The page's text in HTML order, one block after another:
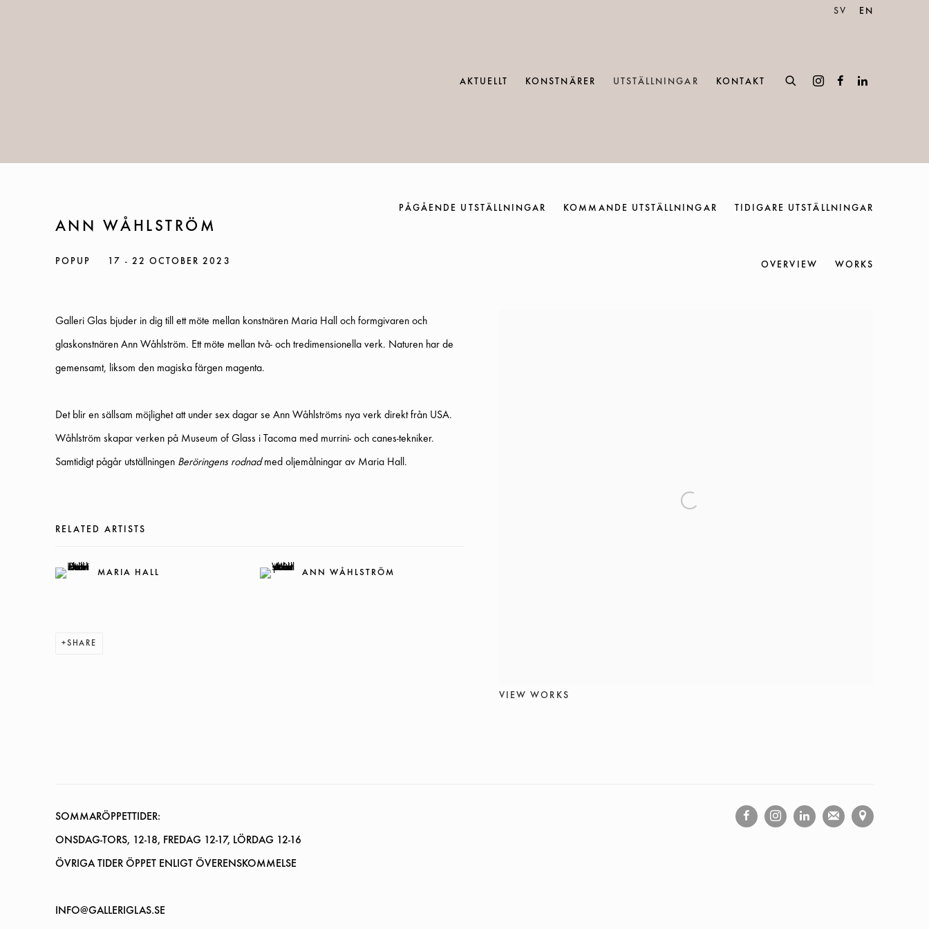
AKTUELLT KONSTNÄRER UTSTÄLLNINGAR KONTAKT
SV EN
PÅGÅENDE UTSTÄLLNINGAR KOMMANDE UTSTÄLLNINGAR TIDIGARE UTSTÄLLNINGAR
ANN WÅHLSTRÖM
POPUP 17 - 22 OCTOBER 2023 OVERVIEW WORKS
VIEW WORKS
Galleri Glas bjuder in dig till ett möte mellan konstnären Maria Hall och formgivaren och
glaskonstnären Ann Wåhlström. Ett möte mellan två- och tredimensionella verk. Naturen har de
gemensamt, liksom den magiska färgen magenta.
Det blir en sällsam möjlighet att under sex dagar se Ann Wåhlströms nya verk direkt från USA.
Wåhlström skapar verken på Museum of Glass i Tacoma med murrini- och canes-tekniker.
Samtidigt pågår utställningen Beröringens rodnadmed oljemålningar av Maria Hall.
RELATED ARTISTS
MARIA HALL ANN WÅHLSTRÖM
SHARE
SOMMARÖPPETTIDER:
ONSDAG-TORS, 12-18, FREDAG 12-17, LÖRDAG 12-16
ÖVRIGA TIDER ÖPPET ENLIGT ÖVERENSKOMMELSE
INFO@GALLERIGLAS.SE